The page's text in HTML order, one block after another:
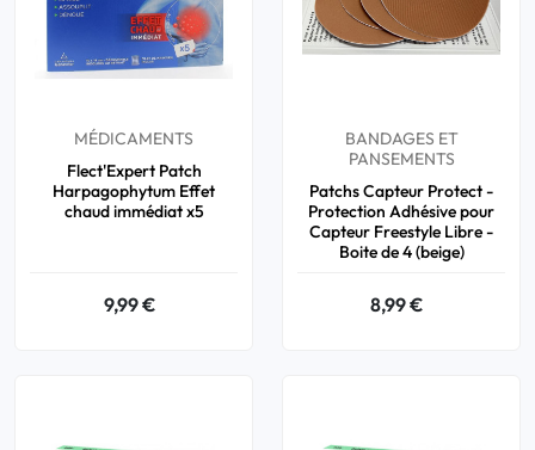
MÉDICAMENTS
Flect'Expert Patch
Harpagophytum Effet
chaud immédiat x5
9,99 €
BANDAGES ET
PANSEMENTS
Patchs Capteur Protect -
Protection Adhésive pour
Capteur Freestyle Libre -
Boite de 4 (beige)
8,99 €